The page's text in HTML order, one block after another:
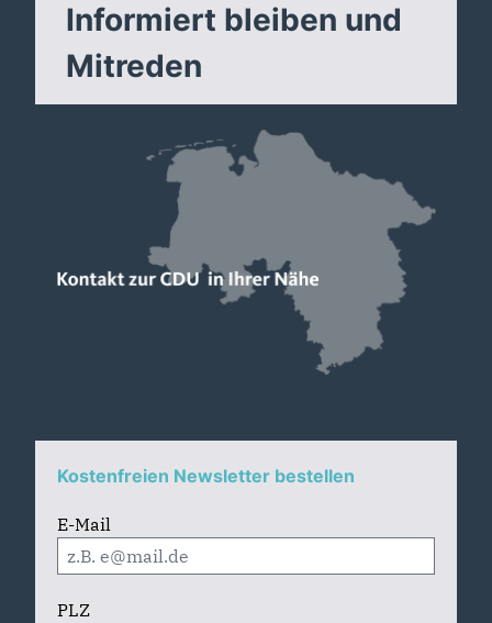
Informiert bleiben und
Mitreden
Kostenfreien Newsletter bestellen
E-Mail
PLZ